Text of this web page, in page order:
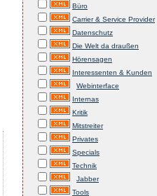
Büro
Carrier & Service Provider
Datenschutz
Die Welt da draußen
Hörensagen
Interessenten & Kunden
Webinterface
Internas
Kritik
Mitstreiter
Privates
Specials
Technik
Jabber
Tools